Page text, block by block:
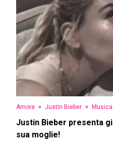
Amore Justin Bieber Musica
Justin Bieber presenta
sua moglie!